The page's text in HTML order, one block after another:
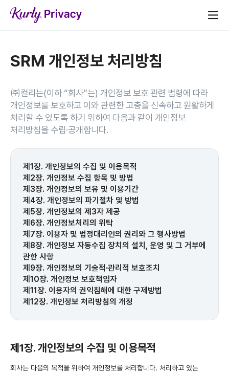
SRM 개인정보 처리방침
㈜컬리는(이하 “회사”는) 개인정보 보호 관련 법령에 따라
개인정보를 보호하고 이와 관련한 고충을 신속하고 원활하게
처리할 수 있도록 하기 위하여 다음과 같이 개인정보
처리방침을 수립·공개합니다.
제1장. 개인정보의 수집 및 이용목적
제2장. 개인정보 수집 항목 및 방법
제3장. 개인정보의 보유 및 이용기간
제4장. 개인정보의 파기절차 및 방법
제5장. 개인정보의 제3자 제공
제6장. 개인정보처리의 위탁
제7장. 이용자 및 법정대리인의 권리와 그 행사방법
제8장. 개인정보 자동수집 장치의 설치, 운영 및 그 거부에
관한 사항
제9장. 개인정보의 기술적∙관리적 보호조치
제10장. 개인정보 보호책임자
제11장. 이용자의 권익침해에 대한 구제방법
제12장. 개인정보 처리방침의 개정
제1장. 개인정보의 수집 및 이용목적
회사는 다음의 목적을 위하여 개인정보를 처리합니다. 처리하고 있는